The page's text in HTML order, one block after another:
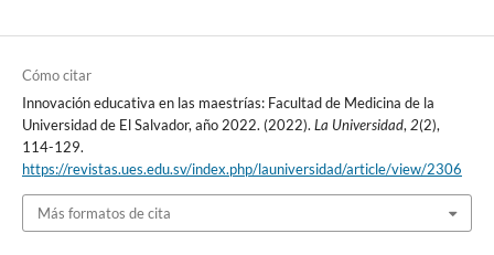
Cómo citar
Innovación educativa en las maestrías: Facultad de Medicina de la
Universidad de El Salvador, año 2022. (2022). La Universidad, 2(2),
114-129.
https://revistas.ues.edu.sv/index.php/launiversidad/article/view/2306
Más formatos de cita